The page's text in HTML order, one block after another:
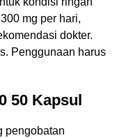
mg per hari,
dokter.
Penggunaan harus
50 Kapsul
pengobatan